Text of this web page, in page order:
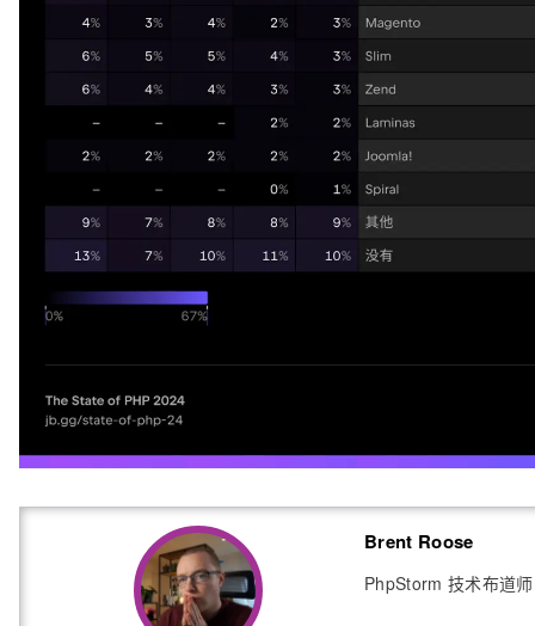
Brent Roose
PhpStorm 技术布道师